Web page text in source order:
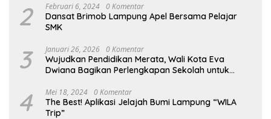
2 Februari 6, 2024 0 Komentar
Dansat Brimob Lampung Apel Bersama Pelajar
SMK
3 Januari 26, 2026 0 Komentar
Wujudkan Pendidikan Merata, Wali Kota Eva
Dwiana Bagikan Perlengkapan Sekolah untuk
4 Mei 18, 2024 0 Komentar
The Best! Aplikasi Jelajah Bumi Lampung “WILA
Trip”